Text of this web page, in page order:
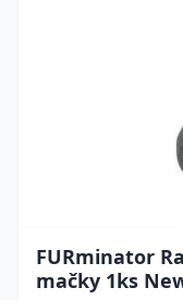
FURminator
mačky 1ks